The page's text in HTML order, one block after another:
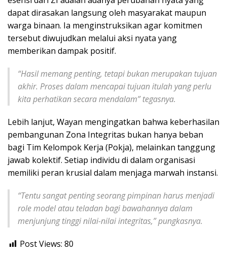
dapat dirasakan langsung oleh masyarakat maupun
warga binaan. Ia menginstruksikan agar komitmen
tersebut diwujudkan melalui aksi nyata yang
memberikan dampak positif.
“Hasil memang penting, tetapi bukan merupakan tujuan
akhir. Proses dalam mencapai tujuan itulah yang perlu
kita perhatikan secara mendalam” tegasnya.
Lebih lanjut, Wayan mengingatkan bahwa keberhasilan
pembangunan Zona Integritas bukan hanya beban
bagi Tim Kelompok Kerja (Pokja), melainkan tanggung
jawab kolektif. Setiap individu di dalam organisasi
memiliki peran krusial dalam menjaga marwah instansi.
“Tentu sangat penting seorang pimpinan harus menjadi
role model atau teladan bagi bawahannya dalam
menjunjung tinggi nilai-nilai integritas,” pungkasnya.
Post Views: 80